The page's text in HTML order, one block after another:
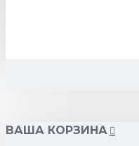
ВАША КОРЗИНА